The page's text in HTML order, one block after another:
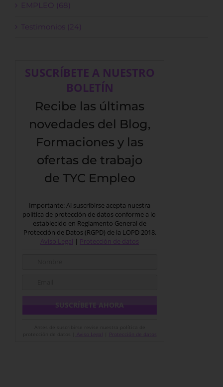
EMPLEO (68)
Testimonios (24)
SUSCRÍBETE A NUESTRO
BOLETÍN
Recibe las últimas
novedades del Blog,
Formaciones y las
ofertas de trabajo
de TYC Empleo
Importante: Al suscribirse acepta nuestra
política de protección de datos conforme a lo
establecido en Reglamento General de
Protección de Datos (RGPD) de la LOPD 2018.
Aviso Legal | Protección de datos
Aviso Legal Protección de datos